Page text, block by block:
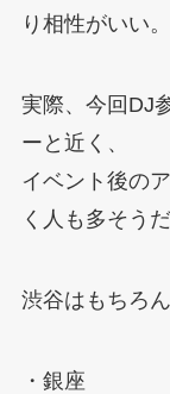
り相性がいい。
実際、今回DJ
ーと近く、
イベント後の
く人も多そうだ
渋谷はもちろん
・銀座